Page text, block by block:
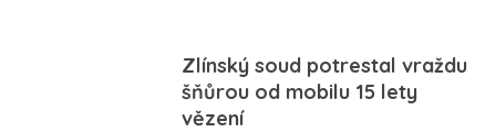
Zlínský soud potrestal vraždu
šňůrou od mobilu 15 lety
vězení